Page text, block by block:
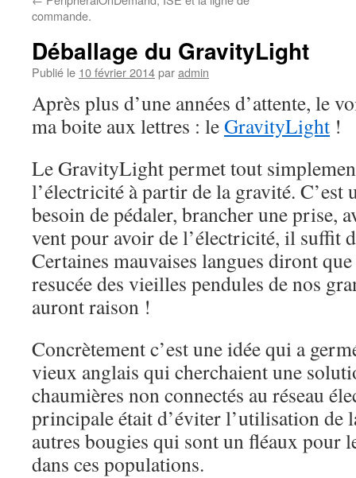
commande.
Déballage du GravityLight
Publié le 10 février 2014paradmin
Après plus d’une années d’attente, le
ma boite aux lettres : leGravityLight !
Le GravityLight permet tout
l’électricité à partir de la gravité. C’est
besoin de pédaler, brancher une prise,
vent pour avoir de l’électricité, il suffit
Certaines mauvaises langues diront que
resucée des vieilles pendules de nos
auront raison !
Concrètement c’est une idée qui a
vieux anglais qui cherchaient une
chaumières non connectés au réseau
principale était d’éviter l’utilisation de
autres bougies qui sont un fléaux pour
dans ces populations.